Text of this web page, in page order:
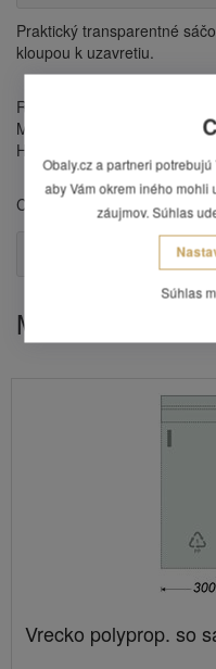
Praktický transparentné
kloupou k uzavretiu.
Rozmer vrecka: 400 x 600
Materiál: PP
Hrúbka: 40 um
Cena je uvedená za 1
Mohlo by Vás
Vrecko polyprop. so
Obaly.cz a partneri potrebujú
aby Vám okrem iného mohli
záujmov. Súhlas
Súhlas